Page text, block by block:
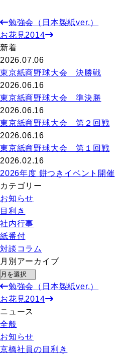
勉強会（日本製紙ver.）
お花見2014
新着
2026.07.06
東京紙商野球大会 決勝戦
2026.06.16
東京紙商野球大会 準決勝
2026.06.16
東京紙商野球大会 第２回戦
2026.06.16
東京紙商野球大会 第１回戦
2026.02.16
2026年度 餅つきイベント開催
カテゴリー
お知らせ
目利き
社内行事
紙番付
対談コラム
月別アーカイブ
勉強会（日本製紙ver.）
お花見2014
ニュース
全般
お知らせ
京橋社員の目利き